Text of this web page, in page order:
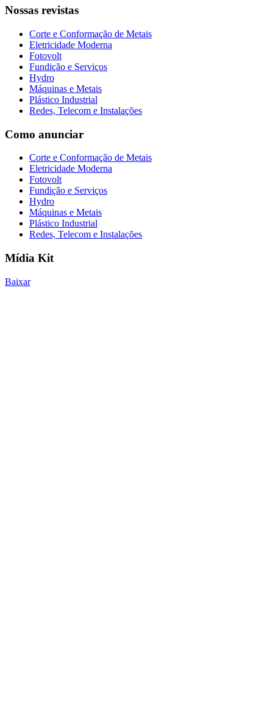
Nossas revistas
Corte e Conformação de Metais
Eletricidade Moderna
Fotovolt
Fundição e Serviços
Hydro
Máquinas e Metais
Plástico Industrial
Redes, Telecom e Instalações
Como anunciar
Corte e Conformação de Metais
Eletricidade Moderna
Fotovolt
Fundição e Serviços
Hydro
Máquinas e Metais
Plástico Industrial
Redes, Telecom e Instalações
Mídia Kit
Baixar